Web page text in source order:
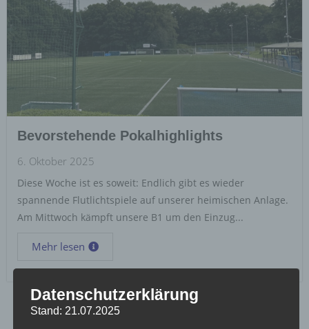
Bevorstehende Pokalhighlights
6. Oktober 2025
Diese Woche ist es soweit: Endlich gibt es wieder
spannende Flutlichtspiele auf unserer heimischen Anlage.
Am Mittwoch kämpft unsere B1 um den Einzug...
Mehr lesen
Datenschutzerklärung
Stand: 21.07.2025